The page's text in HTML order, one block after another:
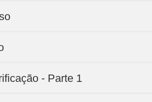
- Parte 1